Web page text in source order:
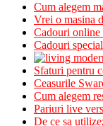
Cum alegem
Vrei o masina
Cadouri
Cadouri
Sfaturi pentru
Ceasurile
Cum alegem
Pariuri live
De ce sa